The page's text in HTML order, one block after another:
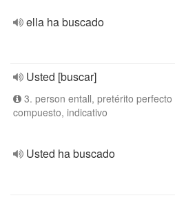
ella ha buscado
Usted [buscar]
3. person entall, pretérito perfecto
compuesto, indicativo
Usted ha buscado